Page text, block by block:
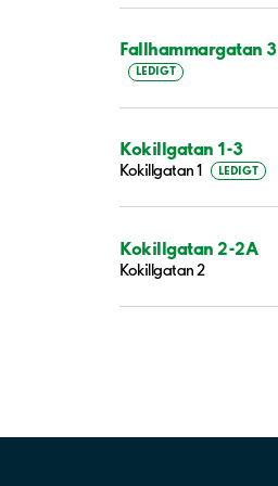
Fallhammargatan 3
LEDIGT
Kokillgatan 1-3
Kokillgatan 1 LEDIGT
Kokillgatan 2-2A
Kokillgatan 2